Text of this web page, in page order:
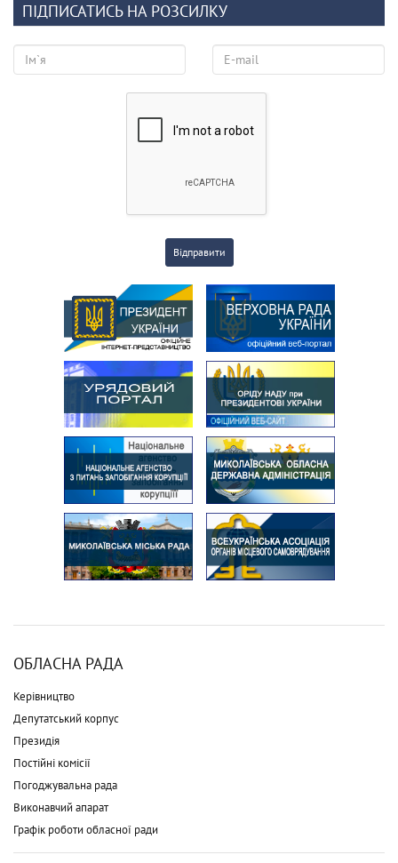
ПІДПИСАТИСЬ НА РОЗСИЛКУ
Відправити
ОБЛАСНА РАДА
Керівництво
Депутатський корпус
Президія
Постійні комісії
Погоджувальна рада
Виконавчий апарат
Графік роботи обласної ради